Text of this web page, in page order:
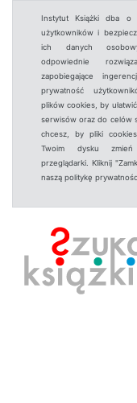
Instytut Książki dba o
użytkowników i
ich danych
odpowiednie
zapobiegające
prywatność
plików cookies, by
serwisów oraz do celów
chcesz, by pliki
Twoim dysku
przeglądarki. Kliknij
naszą politykę